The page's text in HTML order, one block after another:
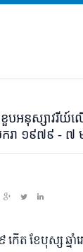
បអនុស្សាវរីយ៍ល
រា ១៩៧៩ - ៧
កើត ខែបុស្ស ឆ្ន